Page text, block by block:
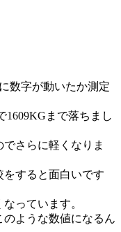
数字が動いたか測定
1609KGまで落ちまし
さらに軽くなりま
すると面白いです
っています。
ような数値になるん